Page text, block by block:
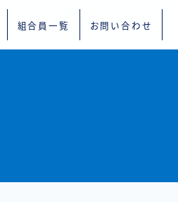
組合員一覧 お問い合わせ